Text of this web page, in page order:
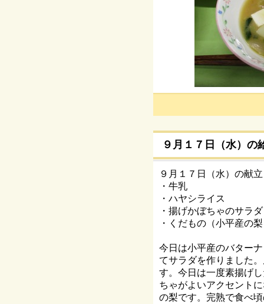
９月１７日（水）の
９月１７日（水）の献立
・牛乳
・ハヤシライス
・揚げかぼちゃのサラダ
・くだもの（小平産の
今日は小平産のバター
てサラダを作りました
す。今日は一度素揚げ
ちゃがよいアクセント
の梨です。完熟で食べ